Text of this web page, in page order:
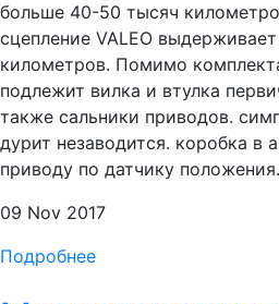
больше 40-50 тысяч
сцепление VALEO
километров. Помимо
подлежит вилка и втулка
также сальники приводов.
дурит незаводится. коробка в
приводу по датчику
09 Nov 2017
Подробнее